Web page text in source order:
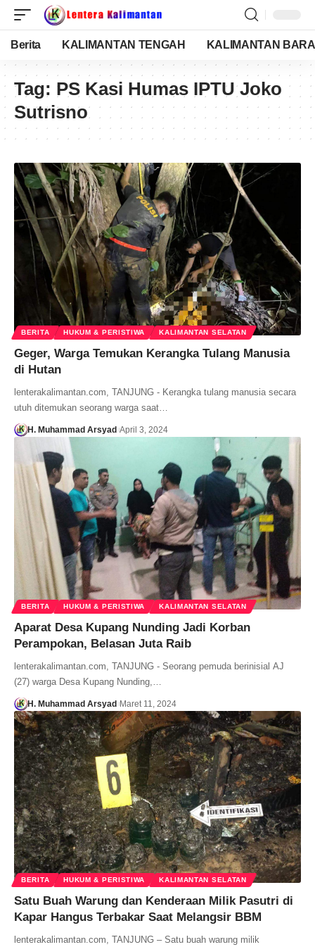
Berita KALIMANTAN TENGAH KALIMANTAN
Tag: PS Kasi Humas IPTU Joko
Sutrisno
BERITA HUKUM & PERISTIWA KALIMANTAN SELATAN
Geger, Warga Temukan Kerangka Tulang Manusia
di Hutan
lenterakalimantan.com, TANJUNG - Kerangka tulang manusia secara
utuh ditemukan seorang warga saat…
H. Muhammad Arsyad April 3, 2024
BERITA HUKUM & PERISTIWA KALIMANTAN SELATAN
Aparat Desa Kupang Nunding Jadi Korban
Perampokan, Belasan Juta Raib
lenterakalimantan.com, TANJUNG - Seorang pemuda berinisial AJ
(27) warga Desa Kupang Nunding,…
H. Muhammad Arsyad Maret 11, 2024
BERITA HUKUM & PERISTIWA KALIMANTAN SELATAN
Satu Buah Warung dan Kenderaan Milik Pasutri di
Kapar Hangus Terbakar Saat Melangsir BBM
lenterakalimantan.com, TANJUNG – Satu buah warung milik